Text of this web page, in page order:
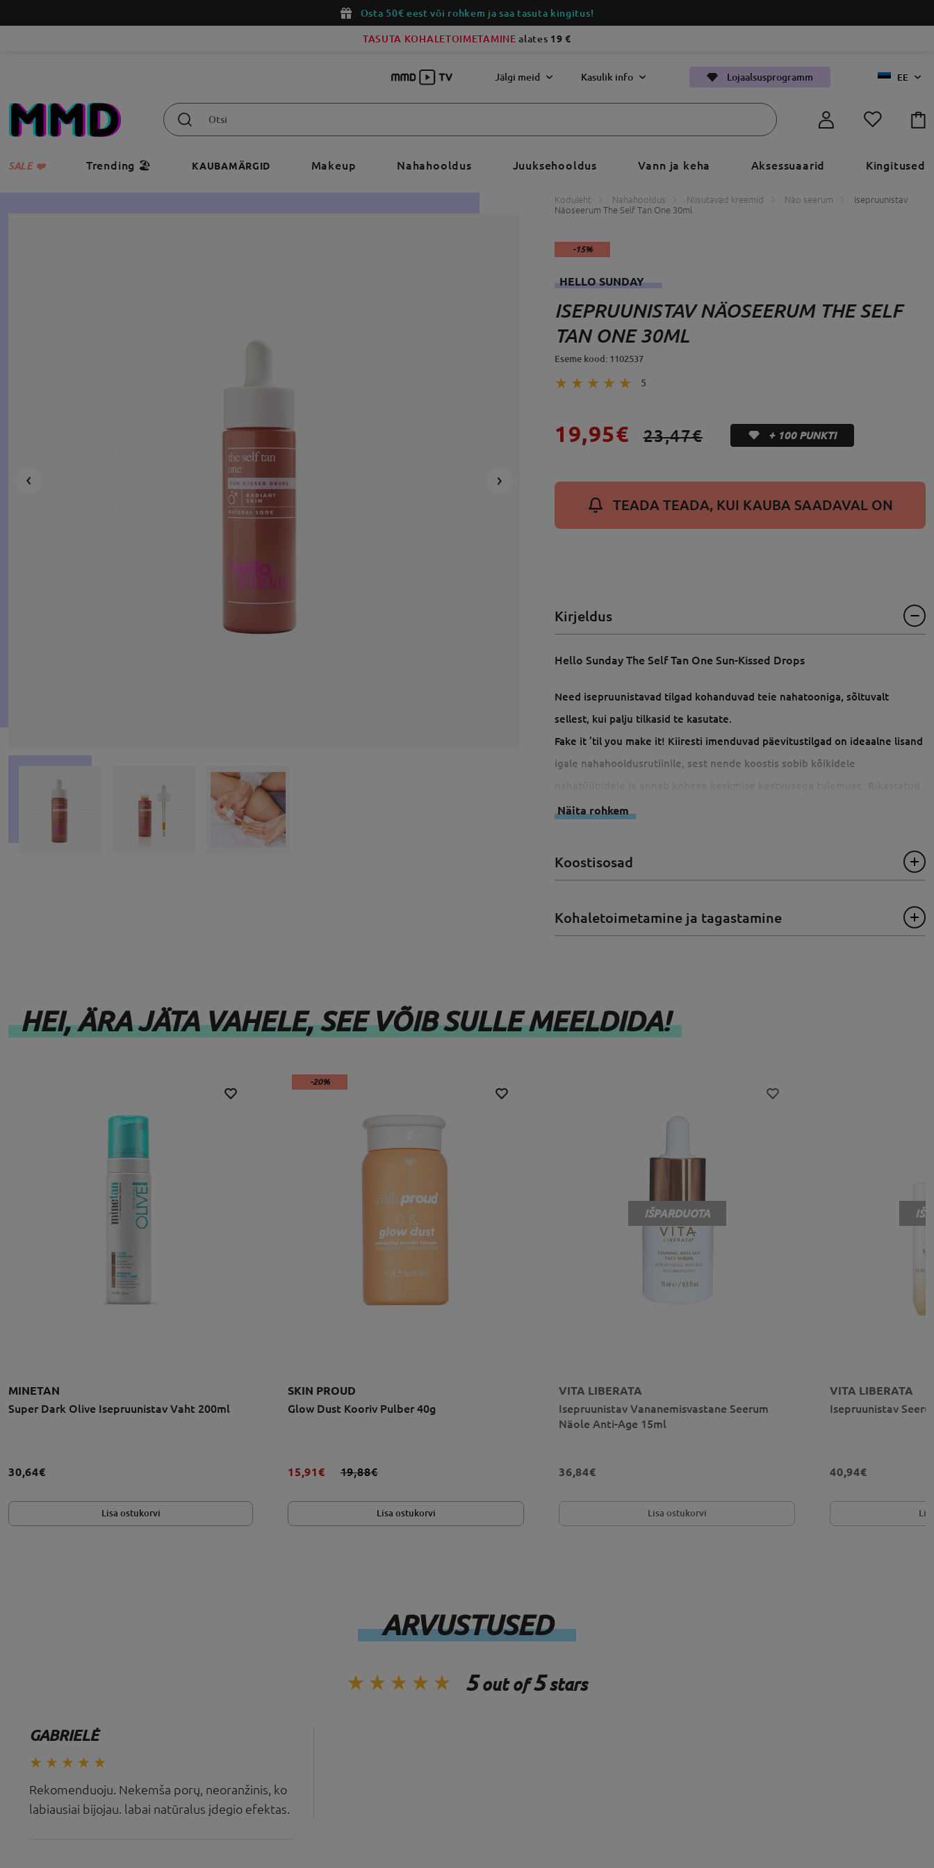
Osta 50€ eest või rohkem ja saa tasuta kingitus!
TASUTA KOHALETOIMETAMINE alates 19 €
Jälgi meid Kasulik info Lojaalsusprogramm EE
SALE ❤️ Trending 🏖️ KAUBAMÄRGID Makeup Nahahooldus Juuksehooldus Vann ja keha Aksessuaarid Kingitused
Koduleht Nahahooldus Niisutavad kreemid Näo seerum
Isepruunistav
Näoseerum The Self Tan One 30ml
-15%
HELLO SUNDAY
ISEPRUUNISTAV NÄOSEERUM THE SELF
TAN ONE 30ML
Eseme kood: 1102537
5
19,95€ 23,47€ + 100 PUNKTI
TEADA TEADA, KUI KAUBA SAADAVAL ON
Kirjeldus
Hello Sunday The Self Tan One Sun-Kissed Drops
Need isepruunistavad tilgad kohanduvad teie nahatooniga, sõltuvalt
sellest, kui palju tilkasid te kasutate.
Fake it ’til you make it! Kiiresti imenduvad päevitustilgad on ideaalne lisand
igale nahahooldusrutiinile, sest nende koostis sobib kõikidele
antioksüdantidega, nagu C-vitamiin, paneb see naha säravalt hõõguma
30ml
Näita rohkem
Koostisosad
Kohaletoimetamine ja tagastamine
HEI, ÄRA JÄTA VAHELE, SEE VÕIB SULLE MEELDIDA!
MINETAN
Super Dark Olive Isepruunistav Vaht 200ml
30,64€
Lisa ostukorvi
-20%
SKIN PROUD
Glow Dust Kooriv Pulber 40g
15,91€ 19,88€
Lisa ostukorvi
IŠPARDUOTA
VITA LIBERATA
Isepruunistav Vananemisvastane Seerum
Näole Anti-Age 15ml
36,84€
Lisa ostukorvi
VITA LIBERATA
Isepruunistav
40,94€
ARVUSTUSED
5out of5stars
GABRIELĖ
Rekomenduoju. Nekemša porų, neoranžinis, ko
labiausiai bijojau. labai natūralus įdegio efektas.